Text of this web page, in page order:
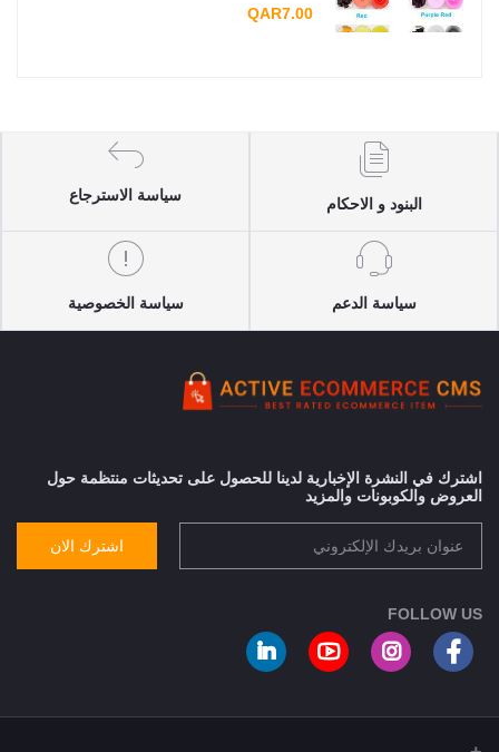
QAR7.00
البنود و الاحكام
سياسة الاسترجاع
سياسة الدعم سياسة الخصوصية
اشترك في النشرة الإخبارية لدينا للحصول على تحديثات منتظمة حول
العروض والكوبونات والمزيد
اشترك الان
FOLLOW US